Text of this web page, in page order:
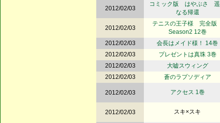
2012/02/03
コミック版 はやぶさ
なる帰還
2012/02/03
テニスの王子様 完全
Season2 12巻
2012/02/03
会長はメイド様！ 14巻
2012/02/03
プレゼントは真珠 3巻
2012/02/03
大嘘スウィング
2012/02/03
蒼のラプソディア
2012/02/03 アクセス 1巻
2012/02/03 スキ×スキ